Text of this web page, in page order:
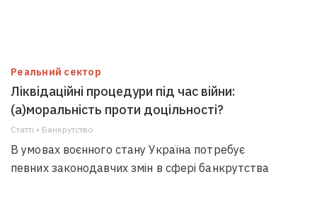
Реальний сектор
Ліквідаційні процедури під час війни:
(а)моральність проти доцільності?
Статті • Банкрутство
В умовах воєнного стану Україна потребує
певних законодавчих змін в сфері банкрутства